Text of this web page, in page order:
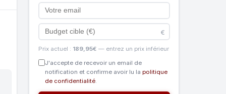
€
Prix actuel : 189,95€ — entrez un prix inférieur
J'accepte de recevoir un email de
notification et confirme avoir lu la politique
de confidentialité.